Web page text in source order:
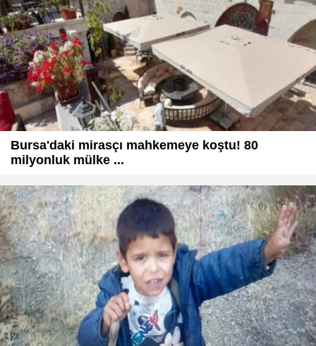
Bursa'daki mirasçı mahkemeye koştu! 80
milyonluk mülke ...